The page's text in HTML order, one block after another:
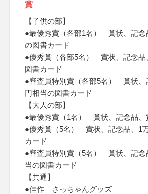
賞
【子供の部】
●最優秀賞（各部1名） 賞状、記念
の図書カード
●優秀賞（各部5名） 賞状、記念品
図書カード
●審査員特別賞（各部5名） 賞状、
円相当の図書カード
【大人の部】
●最優秀賞（1名） 賞状、記念品、
●優秀賞（5名） 賞状、記念品、1
カード
●審査員特別賞（5名） 賞状、記念
当の図書カード
【共通】
●佳作 さっちゃんグッズ